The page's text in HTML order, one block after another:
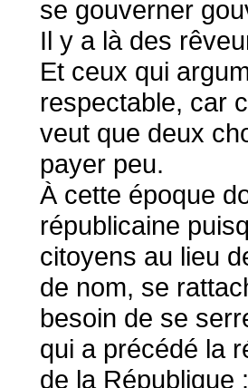
se gouverner
Il y a là des
Et ceux qui
respectable, car
veut que deux
payer peu.
À cette époque
républicaine
citoyens au lieu
de nom, se
besoin de se
qui a précédé la
de la République